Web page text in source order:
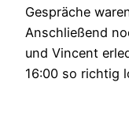
Gespräche
Anschließend
und Vincent
16:00 so richtig